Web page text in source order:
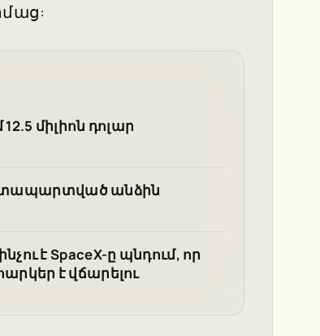
միլիոն դոլար
անձին
է SpaceX-ը պնդում, որ
է վճարելու